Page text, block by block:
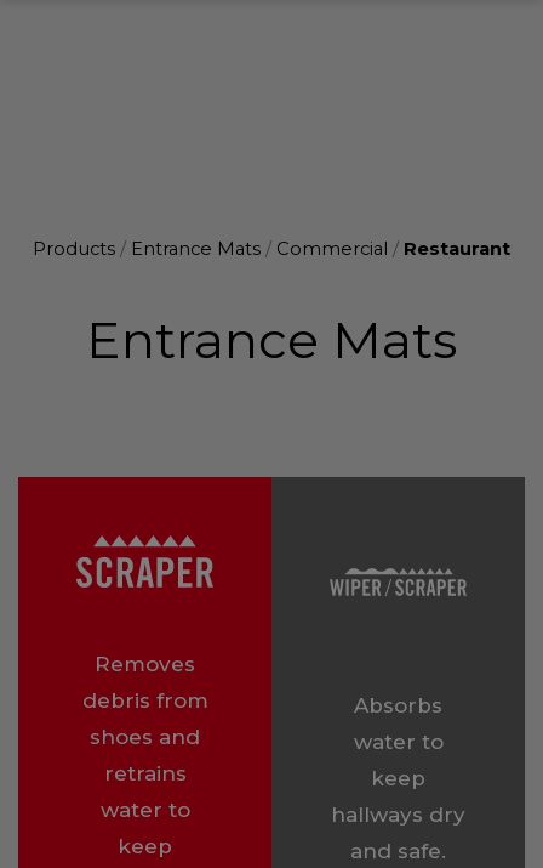
Products / Entrance Mats / Commercial / Restaurant
Entrance Mats
Removes
debris from
shoes and
retrains
water to
keep
Absorbs
water to
keep
hallways dry
and safe.